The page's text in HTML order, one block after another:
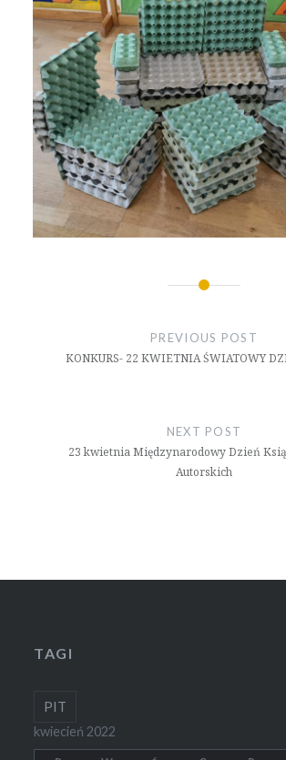
PREVIOUS POST
KONKURS- 22 KWIETNIA ŚWIATOWY
NEXT POST
23 kwietnia Międzynarodowy Dzień
Autorskich
TAGI
PIT
kwiecień 2022